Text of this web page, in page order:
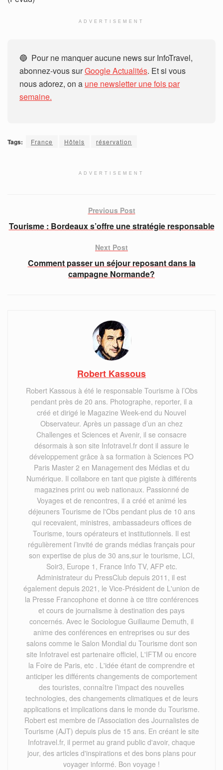
ADVERTISEMENT
🔵 Pour ne manquer aucune news sur InfoTravel,
abonnez-vous surGoogle Actualités. Et si vous
nous adorez, on a une newsletter une fois par
semaine.
Tags: France Hôtels réservation
ADVERTISEMENT
Previous Post
Tourisme : Bordeaux s’offre une stratégie responsable
Next Post
Comment passer un séjour reposant dans la
campagne Normande?
Robert Kassous
Robert Kassous à été le responsable Tourisme à l’Obs
pendant près de 20 ans. Photographe, reporter, il a
créé et dirigé le Magazine Week-end du Nouvel
Observateur. Après un passage d’un an chez
Challenges et Sciences et Avenir, il se consacre
désormais à son site Infotravel.fr dont il assure le
développement grâce à sa formation à Sciences PO
Paris Master 2 en Management des Médias et du
Numérique. Il collabore en tant que pigiste à différents
magazines print ou web nationaux. Passionné de
Voyages et de rencontres, il a créé et animé les
déjeuners Tourisme de l'Obs pendant plus de 10 ans
qui recevaient, ministres, ambassadeurs offices de
Tourisme, tours opérateurs et institutionnels. Il est
régulièrement l’invité de grands médias français pour
son expertise de plus de 30 ans,sur le tourisme, LCI,
Soir3, Europe 1, France Info TV, AFP etc.
Administrateur du PressClub depuis 2011, il est
également depuis 2021, le Vice-Président de L'union de
la Presse Francophone et donne à ce titre conférences
et cours de journalisme à destination des pays
concernés. Avec le Sociologue Guillaume Demuth, il
anime des conférences en entreprises ou sur des
salons comme le Salon Mondial du Tourisme dont son
site Infotravel est partenaire officiel, L'IFTM ou encore
la Foire de Paris, etc . L'idée étant de comprendre et
anticiper les différents changements de comportement
des touristes, connaître l’impact des nouvelles
technologies, des changements climatiques et de leurs
applications et implications dans le monde du Tourisme.
Robert est membre de l’Association des Journalistes de
Tourisme (AJT) depuis plus de 15 ans. En créant le site
Infotravel.fr, il permet au grand public d'avoir, chaque
jour, des articles d'inspirations et des bons plans pour
voyager informé. Bon voyage !